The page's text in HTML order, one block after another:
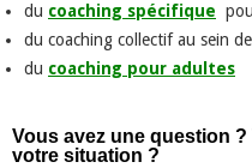
du coaching spécifique
du coaching collectif au sein
du coaching pour adultes
Vous avez une question
votre situation ?